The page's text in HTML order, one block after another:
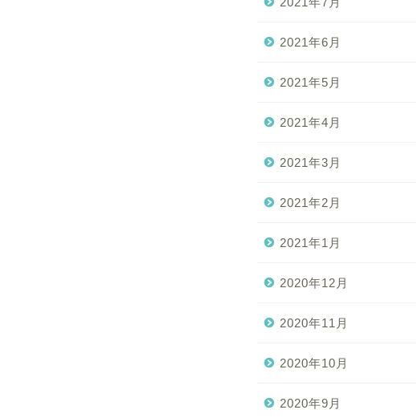
2021年6月
2021年5月
2021年4月
2021年3月
2021年2月
2021年1月
2020年12月
2020年11月
2020年10月
2020年9月